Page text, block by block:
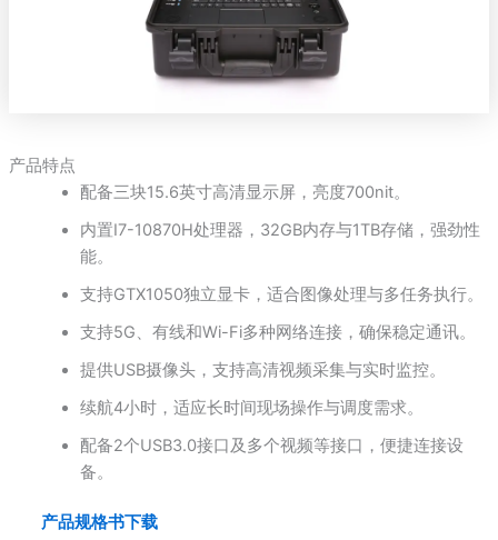
产品特点
配备三块15.6英寸高清显示屏，亮度700nit。
内置I7-10870H处理器，32GB内存与1TB存储，强劲性
能。
支持GTX1050独立显卡，适合图像处理与多任务执行。
支持5G、有线和Wi-Fi多种网络连接，确保稳定通讯。
提供USB摄像头，支持高清视频采集与实时监控。
续航4小时，适应长时间现场操作与调度需求。
配备2个USB3.0接口及多个视频等接口，便捷连接设
备。
产品规格书下载